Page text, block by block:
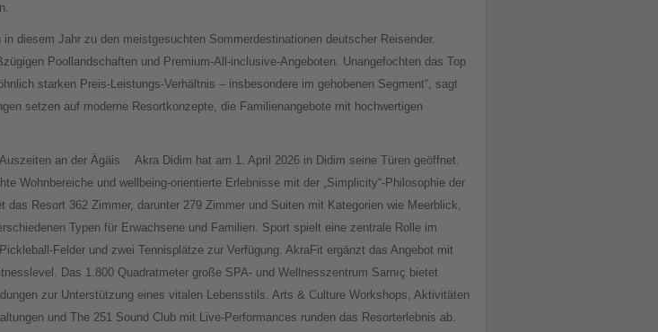
diesem Jahr zu den meistgesuchten Sommerdestinationen deutscher Reisender.
Poollandschaften und Premium-All-inclusive-Angeboten. Unangefochten das Top
starken Preis-Leistungs-Verhältnis – insbesondere im gehobenen Segment“, sagt
setzen auf moderne Resortkonzepte, die Familienangebote mit hochwertigen
an der Ägäis
Akra Didim hat am 1. April 2026 in Didim seine Türen geöffnet.
Wohnbereiche und wellbeing-orientierte Erlebnisse mit der „Simplicity“-Philosophie der
Resort 362 Zimmer, darunter 279 Zimmer und Suiten mit Kategorien wie Meerblick,
Typen für Erwachsene und Familien. Sport spielt eine zentrale Rolle im
Felder und zwei Tennisplätze zur Verfügung. AkraFit ergänzt das Angebot mit
Das 1.800 Quadratmeter große SPA- und Wellnesszentrum Sarnıç bietet
zur Unterstützung eines vitalen Lebensstils. Arts & Culture Workshops, Aktivitäten
und The 251 Sound Club mit Live-Performances runden das Resorterlebnis ab.